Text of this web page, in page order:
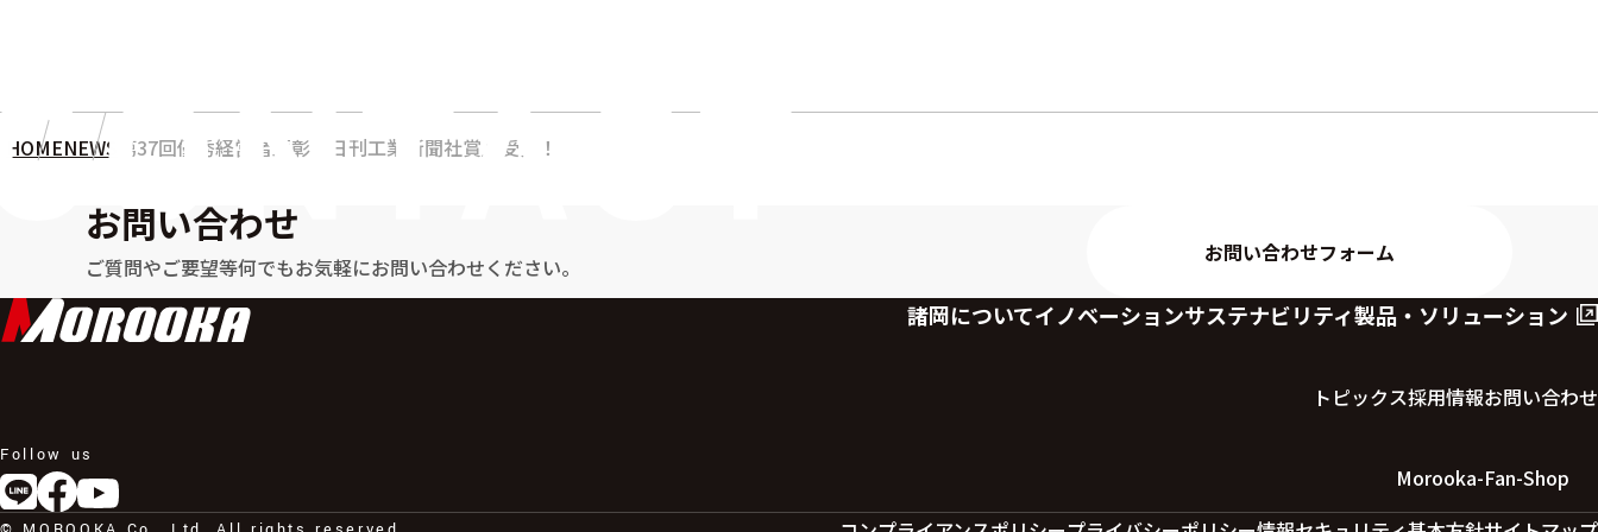
HOMENEWS 第37回優秀経営者顕彰「日刊工業新聞社賞」受賞！
お問い合わせ
ご質問やご要望等何でもお気軽にお問い合わせください。
お問い合わせフォーム
Follow us
諸岡についてイノベーションサステナビリティ製品・ソリューション
トピックス採用情報お問い合わせ
Morooka-Fan-Shop